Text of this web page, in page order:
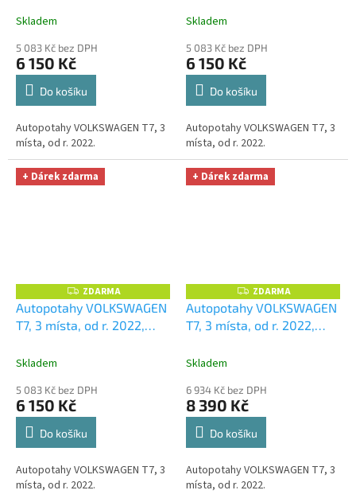
OPTIMÁL utěrka na auto i
zdarma v hodnotě 329,-Kč
Skladem
5 083 Kč bez DPH
6 150 Kč
Do košíku
Autopotahy VOLKSWAGEN T7, 3
místa, od r. 2022.
+ OPTIMÁL utěrka na auto
zdarma v hodnotě 329,-Kč
Skladem
5 083 Kč bez DPH
6 150 Kč
Do košíku
Autopotahy VOLKSWAGEN T7, 3
místa, od r. 2022.
+ Dárek zdarma
Z
D
A
M
ZDARMA
Autopotahy VOLKSWAGEN
T7, 3 místa, od r. 2022,
OPTIMÁL utěrka na auto i
zdarma v hodnotě 329,-Kč
Skladem
5 083 Kč bez DPH
6 150 Kč
Do košíku
Autopotahy VOLKSWAGEN T7, 3
místa, od r. 2022.
+ Dárek zdarma
Z
D
A
M
ZDARMA
Autopotahy VOLKSWAGEN
T7, 3 místa, od r. 2022,
+ OPTIMÁL utěrka na auto
zdarma v hodnotě 329,-Kč
Skladem
6 934 Kč bez DPH
8 390 Kč
Do košíku
Autopotahy VOLKSWAGEN T7, 3
místa, od r. 2022.